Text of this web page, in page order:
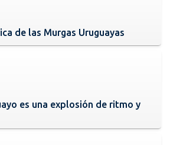
de las Murgas Uruguayas
es una explosión de ritmo y